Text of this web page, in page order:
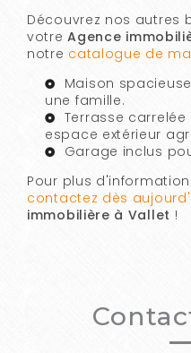
Découvrez nos autres
votreAgence
notre catalogue de
Maison
une famille.
Terrasse
espace extérieur
Garage inclus
Pour plus
contactez dès
immobilière à Vallet !